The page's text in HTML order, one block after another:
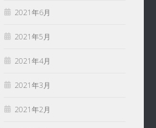
2021年6月
2021年5月
2021年4月
2021年3月
2021年2月